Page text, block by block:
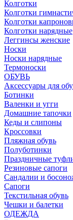
Колготки
Колготки
Колготки
Колготки нарядные
Леггинсы женские
Носки
Носки нарядные
Термоноски
ОБУВЬ
Аксессуары для
Ботинки
Валенки и угги
Домашние тапочки
Кеды и слипоны
Кроссовки
Пляжная обувь
Полуботинки
Праздничные
Резиновые сапоги
Сандалии и
Сапоги
Текстильная обувь
Чешки и балетки
ОДЕЖДА